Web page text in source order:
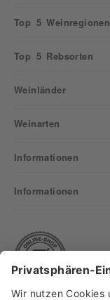
Top 5 Weinregionen
Top 5 Rebsorten
Weinländer
Weinarten
Informationen
Informationen